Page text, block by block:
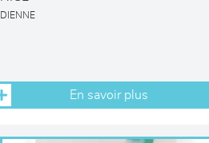
DIENNE
En savoir plus